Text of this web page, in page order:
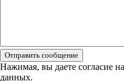
Отправить сообщение
Нажимая, вы даете согласие
данных.